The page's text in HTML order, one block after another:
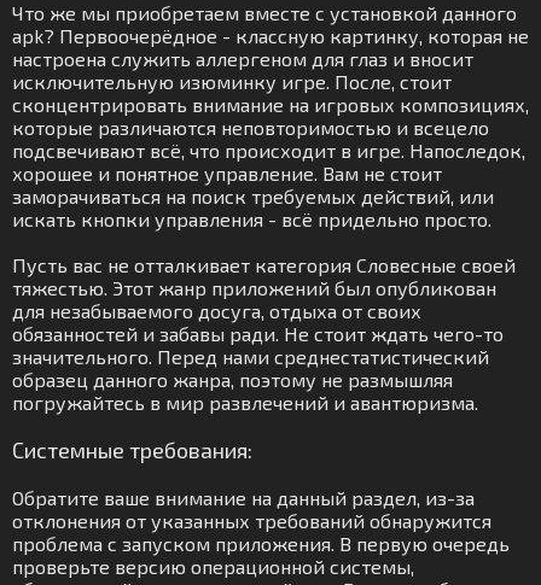
Что же мы приобретаем вместе с установкой данного
apk? Первоочерёдное - классную картинку, которая не
настроена служить аллергеном для глаз и вносит
исключительную изюминку игре. После, стоит
сконцентрировать внимание на игровых композициях,
которые различаются неповторимостью и всецело
подсвечивают всё, что происходит в игре. Напоследок,
хорошее и понятное управление. Вам не стоит
заморачиваться на поиск требуемых действий, или
искать кнопки управления - всё придельно просто.
Пусть вас не отталкивает категория Словесные своей
тяжестью. Этот жанр приложений был опубликован
для незабываемого досуга, отдыха от своих
обязанностей и забавы ради. Не стоит ждать чего-то
значительного. Перед нами среднестатистический
образец данного жанра, поэтому не размышляя
погружайтесь в мир развлечений и авантюризма.
Системные требования:
Обратите ваше внимание на данный раздел, из-за
отклонения от указанных требований обнаружится
проблема с запуском приложения. В первую очередь
проверьте версию операционной системы,